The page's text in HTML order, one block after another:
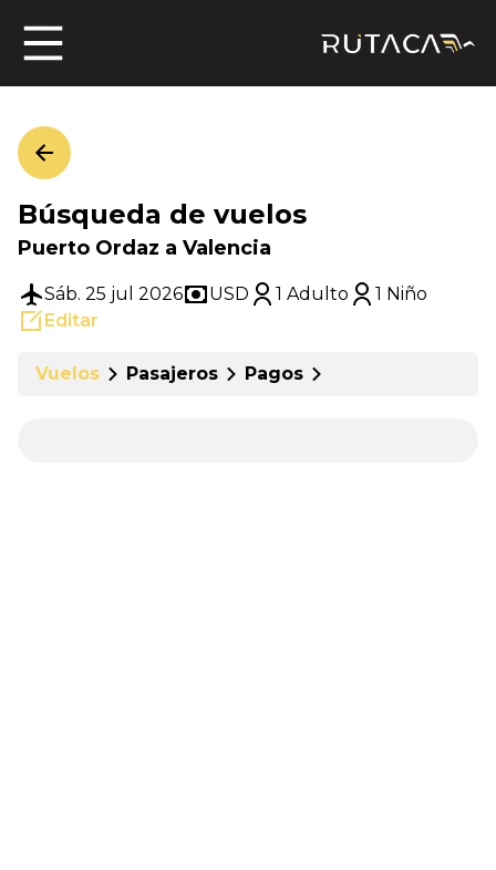
Búsqueda de vuelos
Puerto Ordaz a Valencia
Sáb. 25 jul 2026 USD 1 Adulto
1 Niño
Editar
Vuelos Pasajeros Pagos